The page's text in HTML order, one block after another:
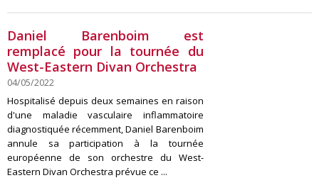
Daniel Barenboim est
remplacé pour la tournée du
West-Eastern Divan Orchestra
04/05/2022
Hospitalisé depuis deux semaines en raison
d'une maladie vasculaire inflammatoire
diagnostiquée récemment, Daniel Barenboim
annule sa participation à la tournée
européenne de son orchestre du West-
Eastern Divan Orchestra prévue ce ...